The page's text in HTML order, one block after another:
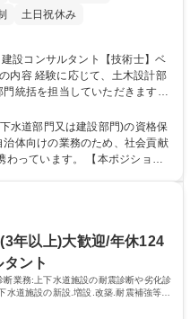
土日祝休み
統括を担当していただきます。
ます ■上下水道施設における土
検討を行います。■設計業務で
震補強等の図面や仕様書作成、
る環境なので働きやすいです。
テラン歓迎/年休124日/福利厚
水道部門又は建設部門)の資格保
体向けの業務のため、社会貢献
。 【本ポジション
下水道インフラ全体に貢献でき
年以上)大歓迎/年休124
ント
断業務:上下水道施設の耐震診断や劣化診
道施設の新設.増設.改築.耐震補強等の